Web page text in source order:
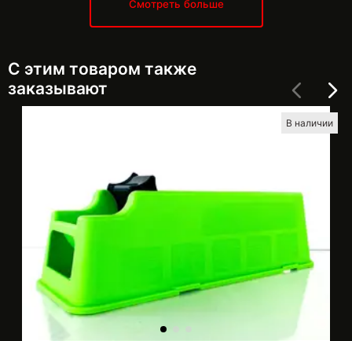
Смотреть больше
С этим товаром также
заказывают
В наличии